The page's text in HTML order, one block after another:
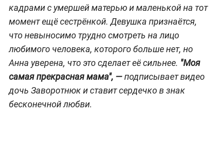
кадрами с умершей матерью и маленькой на тот
момент ещё сестрёнкой. Девушка признаётся,
что невыносимо трудно смотреть на лицо
любимого человека, которого больше нет, но
Анна уверена, что это сделает её сильнее. "Моя
самая прекрасная мама", —подписывает видео
дочь Заворотнюк и ставит сердечко в знак
бесконечной любви.